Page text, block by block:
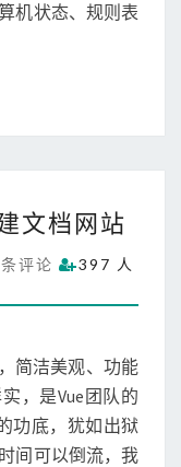
机状态、规则表
文档网站
评论
397 人
简洁美观、功能
，是Vue团队的
功底，犹如出狱
间可以倒流，我